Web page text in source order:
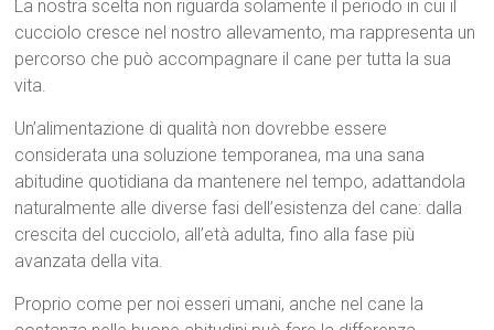
La nostra scelta non riguarda solamente il periodo in cui il
cucciolo cresce nel nostro allevamento, ma rappresenta un
percorso che può accompagnare il cane per tutta la sua
vita.
Un’alimentazione di qualità non dovrebbe essere
considerata una soluzione temporanea, ma una sana
abitudine quotidiana da mantenere nel tempo, adattandola
naturalmente alle diverse fasi dell’esistenza del cane: dalla
crescita del cucciolo, all’età adulta, fino alla fase più
avanzata della vita.
Proprio come per noi esseri umani, anche nel cane la